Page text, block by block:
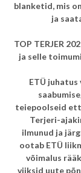
blanketid, mis
ja
TOP TERJER
ja selle
ETÜ
teiepoolseid
Terjeri-
ilmunud ja
ootab ETÜ
võimalus
viiksid uute